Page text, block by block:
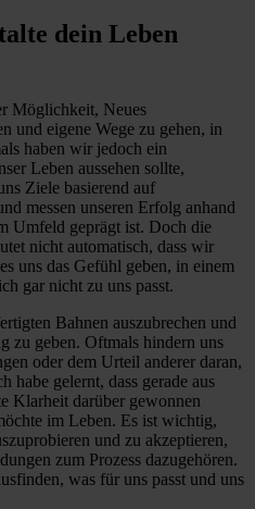
dein Leben
Möglichkeit, Neues
und eigene Wege zu gehen, in
haben wir jedoch ein
Leben aussehen sollte,
Ziele basierend auf
messen unseren Erfolg anhand
Umfeld geprägt ist. Doch die
nicht automatisch, dass wir
uns das Gefühl geben, in einem
gar nicht zu uns passt.
Bahnen auszubrechen und
zu geben. Oftmals hindern uns
oder dem Urteil anderer daran,
habe gelernt, dass gerade aus
Klarheit darüber gewonnen
im Leben. Es ist wichtig,
und zu akzeptieren,
zum Prozess dazugehören.
was für uns passt und uns